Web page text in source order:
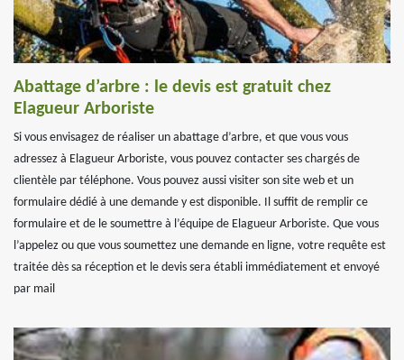
Abattage d’arbre : le devis est gratuit chez
Elagueur Arboriste
Si vous envisagez de réaliser un abattage d’arbre, et que vous vous
adressez à Elagueur Arboriste, vous pouvez contacter ses chargés de
clientèle par téléphone. Vous pouvez aussi visiter son site web et un
formulaire dédié à une demande y est disponible. Il suffit de remplir ce
formulaire et de le soumettre à l’équipe de Elagueur Arboriste. Que vous
l’appelez ou que vous soumettez une demande en ligne, votre requête est
traitée dès sa réception et le devis sera établi immédiatement et envoyé
par mail